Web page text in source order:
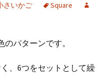
さいかご
Square
パターンです。
、6つをセットとして繰